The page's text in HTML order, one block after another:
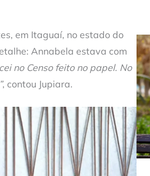
em Itaguaí, no estado do
Annabela estava com
no Censo feito no papel. No
, contou Jupiara.